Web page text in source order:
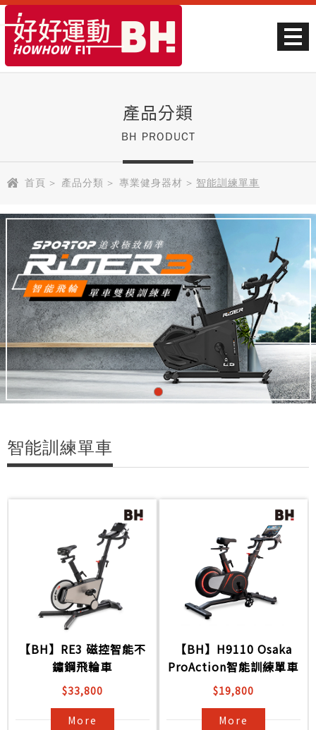
產品分類
BH PRODUCT
首頁 > 產品分類 > 專業健身器材 > 智能訓練單車
智能訓練單車
【BH】RE3 磁控智能不
鏽鋼飛輪車
$33,800
More
【BH】H9110 Osaka
ProAction智能訓練單車
$19,800
More